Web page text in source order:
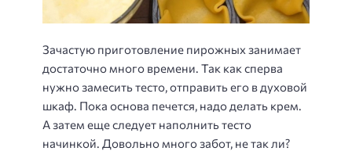
Зачастую приготовление пирожных занимает
достаточно много времени. Так как сперва
нужно замесить тесто, отправить его в духовой
шкаф. Пока основа печется, надо делать крем.
А затем еще следует наполнить тесто
начинкой. Довольно много забот, не так ли?